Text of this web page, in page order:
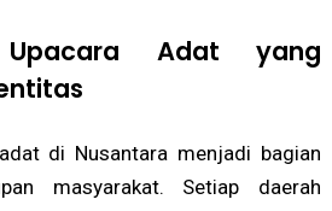
Adat yang
di Nusantara menjadi bagian
masyarakat. Setiap daerah